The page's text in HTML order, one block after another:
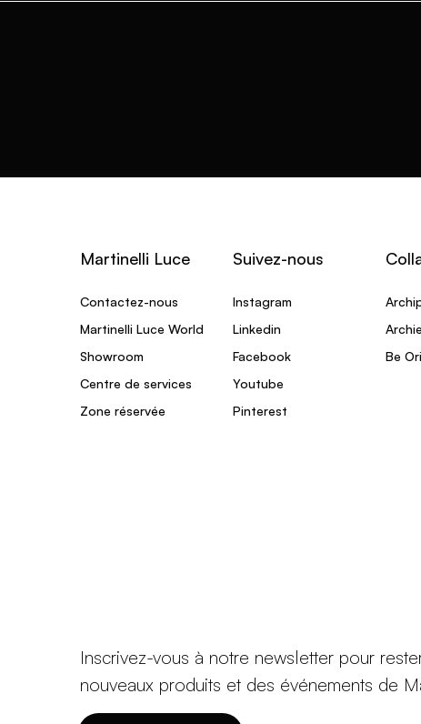
Martinelli Luce
Contactez-nous
Martinelli Luce World
Showroom
Centre de services
Zone réservée
Suivez-nous
Instagram
Linkedin
Facebook
Youtube
Pinterest
Be
Inscrivez-vous à notre newsletter pour
nouveaux produits et des événements de